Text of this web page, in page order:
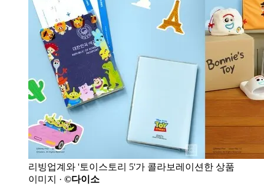
리빙업계와 '토이스토리 5'가 콜라보레이션한 상품
이미지 · ©다이소